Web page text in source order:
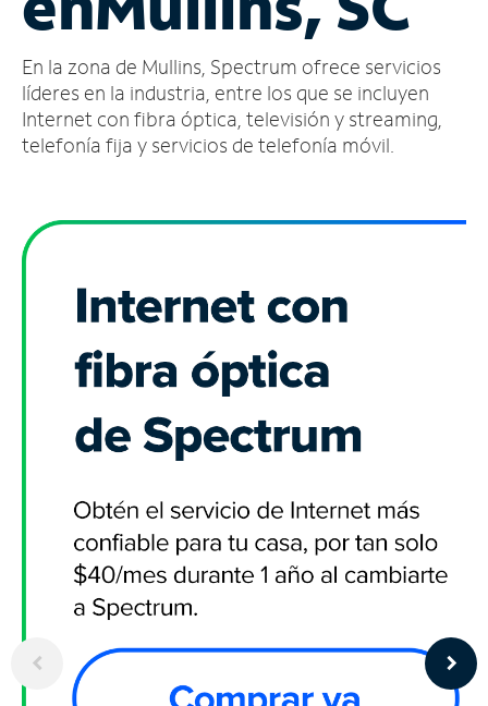
cuenta
Encuentra
una
tienda
En la zona de Mullins, Spectrum ofrece servicios
líderes en la industria, entre los que se incluyen
Internet con fibra óptica, televisión y streaming,
telefonía fija y servicios de telefonía móvil.